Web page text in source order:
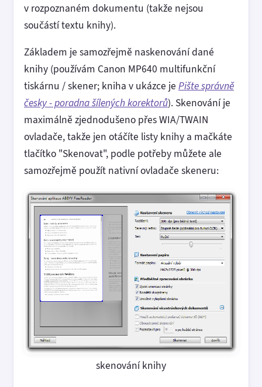
v rozpoznaném dokumentu (takže nejsou
součástí textu knihy).
Základem je samozřejmě naskenování dané
knihy (používám Canon MP640 multifunkční
tiskárnu / skener; kniha v ukázce je Pište správně
česky - poradna šílených korektorů). Skenování je
maximálně zjednodušeno přes WIA/TWAIN
ovladače, takže jen otáčíte listy knihy a mačkáte
tlačítko "Skenovat", podle potřeby můžete ale
samozřejmě použít nativní ovladače skeneru:
skenování knihy